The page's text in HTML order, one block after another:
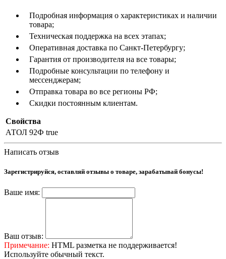
Подробная информация о характеристиках и наличии
товара;
Техническая поддержка на всех этапах;
Оперативная доставка по Санкт-Петербургу;
Гарантия от производителя на все товары;
Подробные консультации по телефону и
мессенджерам;
Отправка товара во все регионы РФ;
Скидки постоянным клиентам.
Свойства
АТОЛ 92Ф true
Написать отзыв
Зарегистрируйся, оставляй отзывы о товаре, зарабатывай бонусы!
Ваше имя:
Ваш отзыв:
Примечание: HTML разметка не поддерживается!
Используйте обычный текст.